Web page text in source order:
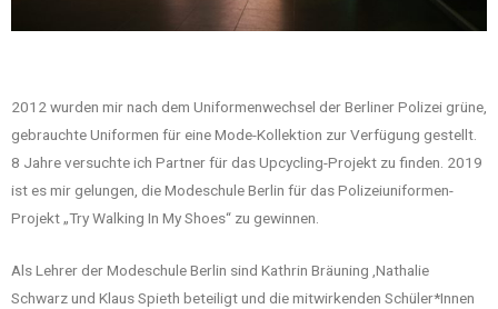
2012 wurden mir nach dem Uniformenwechsel der Berliner Polizei grüne,
gebrauchte Uniformen für eine Mode-Kollektion zur Verfügung gestellt.
8 Jahre versuchte ich Partner für das Upcycling-Projekt zu finden. 2019
ist es mir gelungen, die Modeschule Berlin für das Polizeiuniformen-
Projekt „Try Walking In My Shoes“ zu gewinnen.
Als Lehrer der Modeschule Berlin sind Kathrin Bräuning ,Nathalie
Schwarz und Klaus Spieth beteiligt und die mitwirkenden Schüler*Innen